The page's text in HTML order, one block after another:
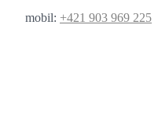
mobil: +421 903 969 225